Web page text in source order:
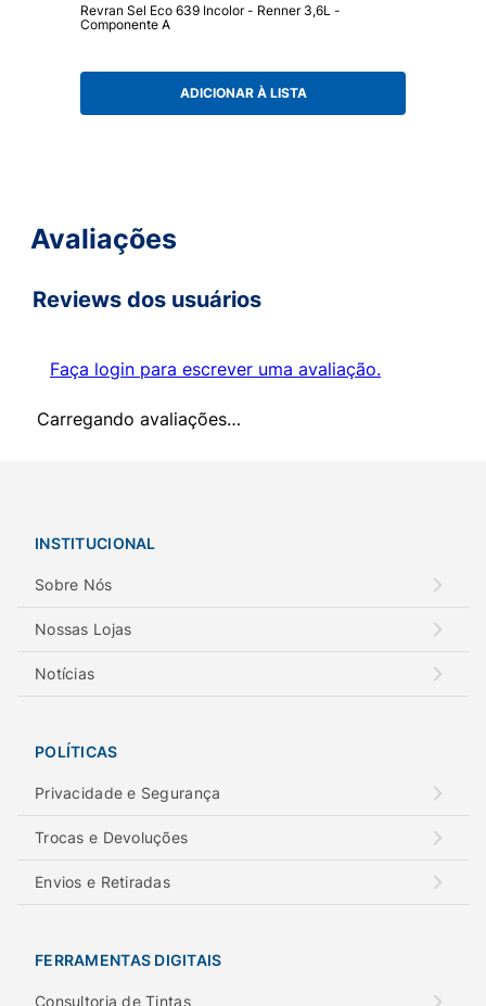
Revran Sel Eco 639 Incolor - Renner 3,6L -
Componente A
ADICIONAR À LISTA
Avaliações
Reviews dos usuários
Faça login para escrever uma avaliação.
Carregando avaliações…
INSTITUCIONAL
Sobre Nós
Nossas Lojas
Notícias
POLÍTICAS
Privacidade e Segurança
Trocas e Devoluções
Envios e Retiradas
FERRAMENTAS DIGITAIS
Consultoria de Tintas